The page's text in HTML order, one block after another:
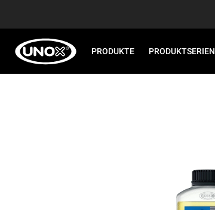
PRODUKTE PRODUKTSERIEN